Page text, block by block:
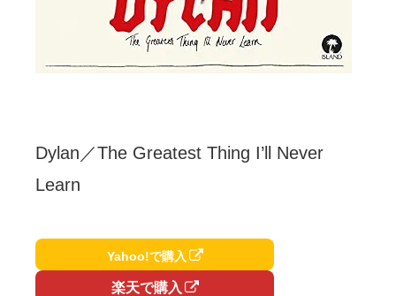
Dylan／The Greatest Thing I’ll Never
Learn
Yahoo!で購入
楽天で購入